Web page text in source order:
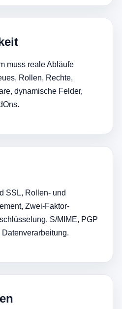
muss reale Abläufe
Rollen, Rechte,
dynamische Felder,
SSL, Rollen- und
Zwei-Faktor-
S/MIME, PGP